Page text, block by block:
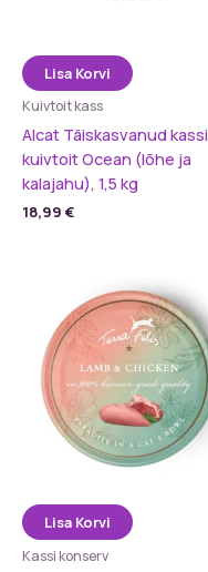
Lisa Korvi
Kuivtoit kass
Alcat Täiskasvanud kassi
kuivtoit Ocean (lõhe ja
kalajahu), 1,5 kg
18,99 €
Lisa Korvi
Kassi konserv